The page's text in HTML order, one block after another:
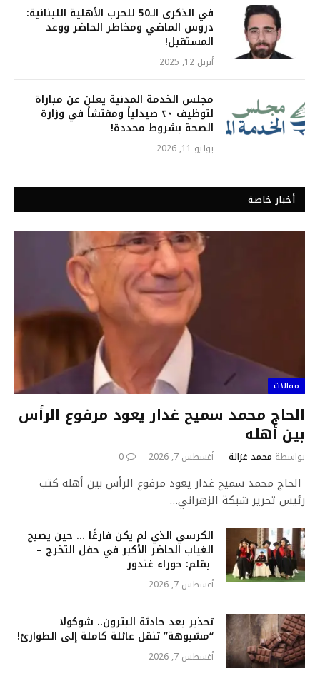
في الذكرى الـ50 للحرب الأهلية اللبنانية:
دروس الماضي ومخاطر الحاضر ووعد
المستقبل!
أبريل 12, 2025
مجلس الخدمة المدنية يعلن عن مباراة
لتوظيف ٢٠ صيدلياً ومفتشاً في وزارة
الصحة بشروط محددة!
يوليو 11, 2026
أخبار خاصة
مقالات
الحاج محمد سميح غدار يعود مرفوع الرأس
بين أهله
بواسطة محمد غزالة أغسطس 7, 2026 0
الحاج محمد سميح غدار يعود مرفوع الرأس بين أهله كتب
رئيس تحرير شبكة الزهراني…
الكرسي الذي لم يكن فارغًا … حين يصبح
الغياب الحاضر الأكبر في حفل التخرج –
بقلم: حوراء غندور
أغسطس 7, 2026
تحذير بعد حادثة البترون.. شوكولا
“مشبوهة” تنقل عائلة كاملة إلى الطوارئ!
أغسطس 7, 2026